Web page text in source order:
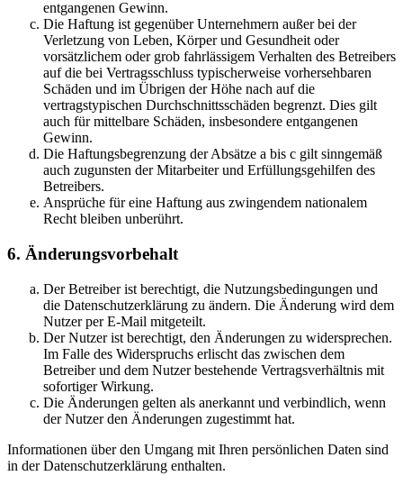
entgangenen Gewinn.
Die Haftung ist gegenüber Unternehmern außer bei der
Verletzung von Leben, Körper und Gesundheit oder
vorsätzlichem oder grob fahrlässigem Verhalten des Betreibers
auf die bei Vertragsschluss typischerweise vorhersehbaren
Schäden und im Übrigen der Höhe nach auf die
vertragstypischen Durchschnittsschäden begrenzt. Dies gilt
auch für mittelbare Schäden, insbesondere entgangenen
Gewinn.
Die Haftungsbegrenzung der Absätze a bis c gilt sinngemäß
auch zugunsten der Mitarbeiter und Erfüllungsgehilfen des
Betreibers.
Ansprüche für eine Haftung aus zwingendem nationalem
Recht bleiben unberührt.
6. Änderungsvorbehalt
Der Betreiber ist berechtigt, die Nutzungsbedingungen und
die Datenschutzerklärung zu ändern. Die Änderung wird dem
Nutzer per E-Mail mitgeteilt.
Der Nutzer ist berechtigt, den Änderungen zu widersprechen.
Im Falle des Widerspruchs erlischt das zwischen dem
Betreiber und dem Nutzer bestehende Vertragsverhältnis mit
sofortiger Wirkung.
Die Änderungen gelten als anerkannt und verbindlich, wenn
der Nutzer den Änderungen zugestimmt hat.
Informationen über den Umgang mit Ihren persönlichen Daten sind
in der Datenschutzerklärung enthalten.